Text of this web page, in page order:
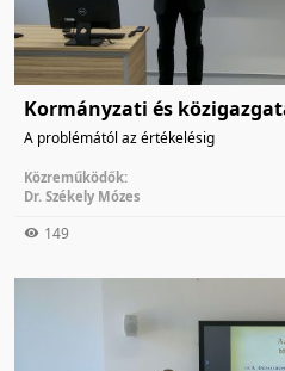
Kormányzati és
A problémától az értékelésig
Közreműködők:
Dr. Székely Mózes
149